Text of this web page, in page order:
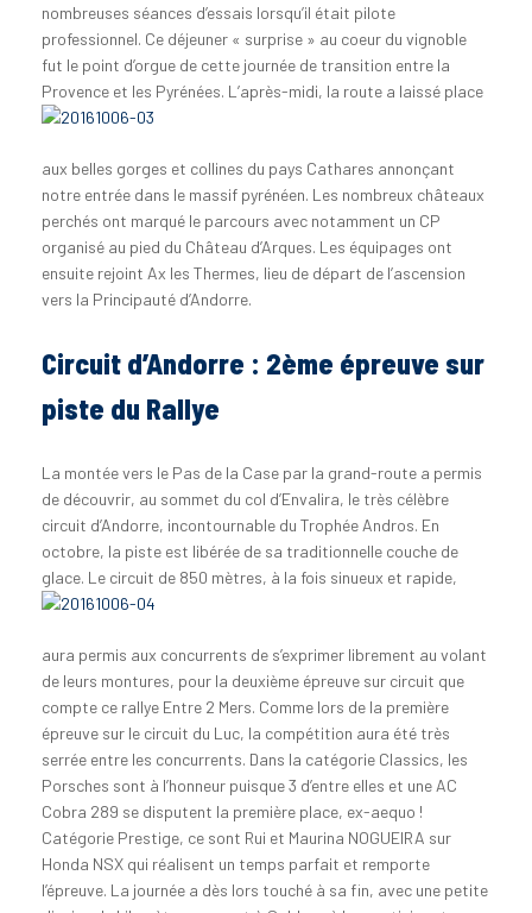
nombreuses séances d’essais lorsqu’il était pilote
professionnel. Ce déjeuner « surprise » au coeur du vignoble
fut le point d’orgue de cette journée de transition entre la
Provence et les Pyrénées. L’après-midi, la route a laissé place
aux belles gorges et collines du pays Cathares annonçant
notre entrée dans le massif pyrénéen. Les nombreux châteaux
perchés ont marqué le parcours avec notamment un CP
organisé au pied du Château d’Arques. Les équipages ont
ensuite rejoint Ax les Thermes, lieu de départ de l’ascension
vers la Principauté d’Andorre.
Circuit d’Andorre : 2ème épreuve sur
piste du Rallye
La montée vers le Pas de la Case par la grand-route a permis
de découvrir, au sommet du col d’Envalira, le très célèbre
circuit d’Andorre, incontournable du Trophée Andros. En
octobre, la piste est libérée de sa traditionnelle couche de
glace. Le circuit de 850 mètres, à la fois sinueux et rapide,
aura permis aux concurrents de s’exprimer librement au volant
de leurs montures, pour la deuxième épreuve sur circuit que
compte ce rallye Entre 2 Mers. Comme lors de la première
épreuve sur le circuit du Luc, la compétition aura été très
serrée entre les concurrents. Dans la catégorie Classics, les
Porsches sont à l’honneur puisque 3 d’entre elles et une AC
Cobra 289 se disputent la première place, ex-aequo !
Catégorie Prestige, ce sont Rui et Maurina NOGUEIRA sur
Honda NSX qui réalisent un temps parfait et remporte
l’épreuve. La journée a dès lors touché à sa fin, avec une petite